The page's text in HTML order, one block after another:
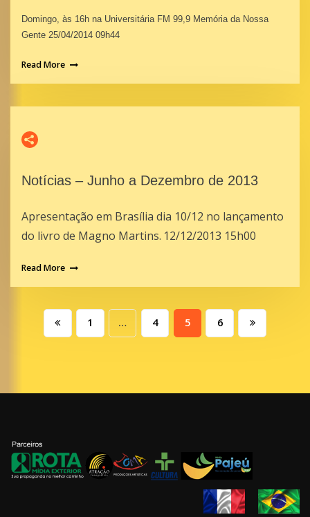
Domingo, às 16h na Universitária FM 99,9 Memória da Nossa
Gente 25/04/2014 09h44
Read More
Notícias – Junho a Dezembro de 2013
Apresentação em Brasília dia 10/12 no lançamento
do livro de Magno Martins. 12/12/2013 15h00
Read More
Paginação
1 … 4 5 6